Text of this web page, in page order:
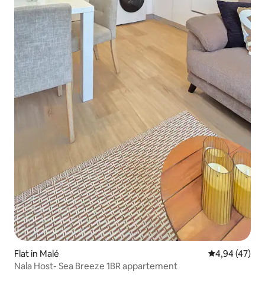
Flat in Malé Gemiddelde
4,94 (47)
Nala Host- Sea Breeze 1BR appartement